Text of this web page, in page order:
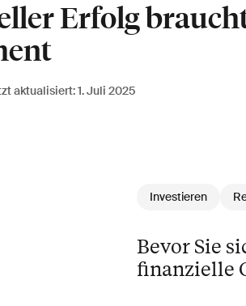
Erfolg
aktualisiert:1. Juli 2025
Investieren
Bevor Sie
finanzielle